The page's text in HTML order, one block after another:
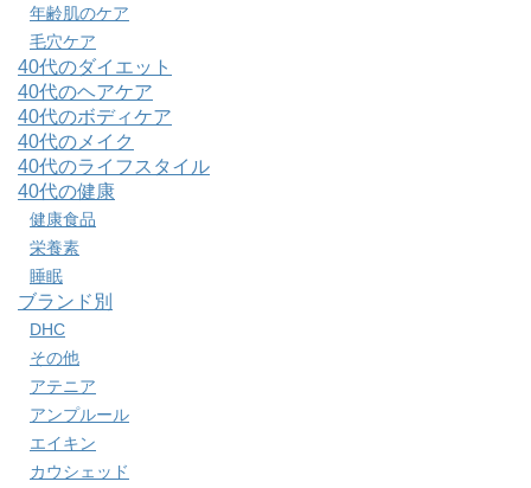
年齢肌のケア
毛穴ケア
40代のダイエット
40代のヘアケア
40代のボディケア
40代のメイク
40代のライフスタイル
40代の健康
健康食品
栄養素
睡眠
ブランド別
DHC
その他
アテニア
アンプルール
エイキン
カウシェッド